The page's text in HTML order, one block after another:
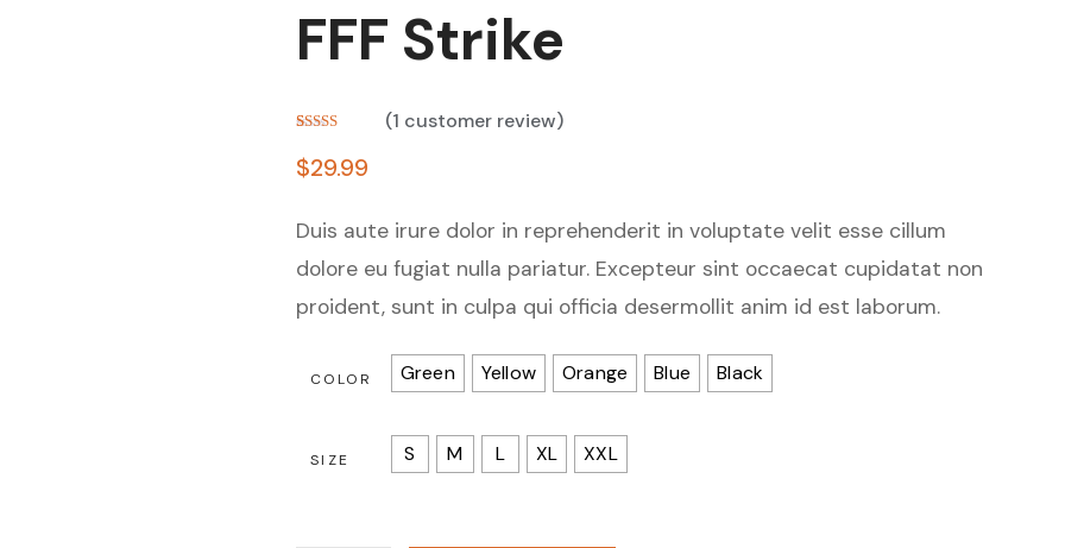
FFF Strike
out of 5
based on
(1 customer review)
$29.99
Duis aute irure dolor in reprehenderit in voluptate velit esse cillum
dolore eu fugiat nulla pariatur. Excepteur sint occaecat cupidatat non
proident, sunt in culpa qui officia desermollit anim id est laborum.
COLOR Green Yellow Orange Blue Black
SIZE S M L XL XXL